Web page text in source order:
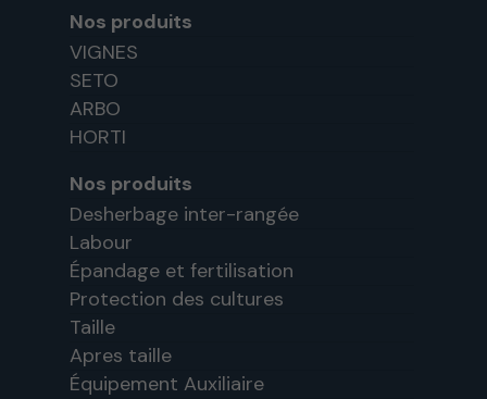
Nos produits
VIGNES
SETO
ARBO
HORTI
Nos produits
Desherbage inter-rangée
Labour
Épandage et fertilisation
Protection des cultures
Taille
Apres taille
Équipement Auxiliaire